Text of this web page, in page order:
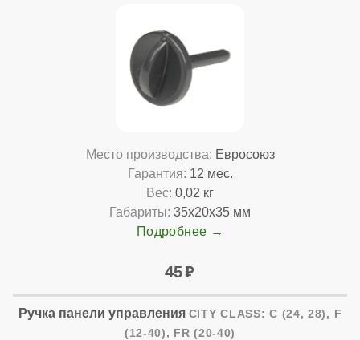
Место производства: Евросоюз
Гарантия: 12 мес.
Вес: 0,02 кг
Габариты: 35x20x35 мм
Подробнее
45
Ручка панели управления CITY CLASS: C (24, 28), F
(12-40), FR (20-40)